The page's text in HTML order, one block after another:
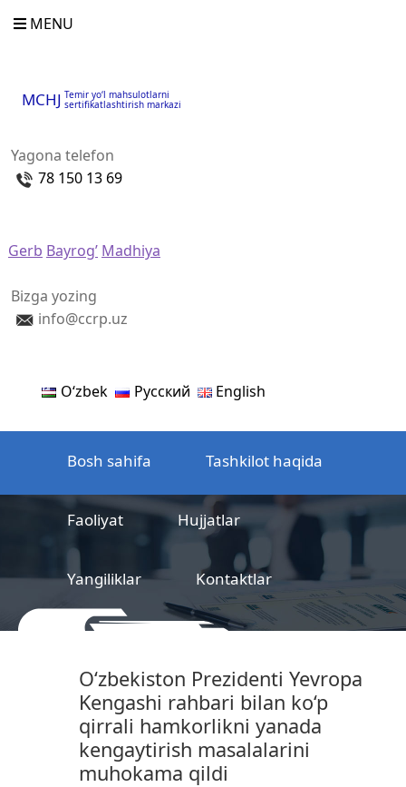
MENU
MCHJ Temir yo‘l mahsulotlarni
sertifikatlashtirish markazi
Yagona telefon
78 150 13 69
Gerb Bayrog’ Madhiya
Bizga yozing
info@ccrp.uz
Oʻzbek Русский English
Bosh sahifa Tashkilot haqida
Faoliyat Hujjatlar
Yangiliklar Kontaktlar
sertifikatlashtirish markazi
O‘zbekiston Prezidenti Yevropa
Kengashi rahbari bilan ko‘p
qirrali hamkorlikni yanada
kengaytirish masalalarini
muhokama qildi